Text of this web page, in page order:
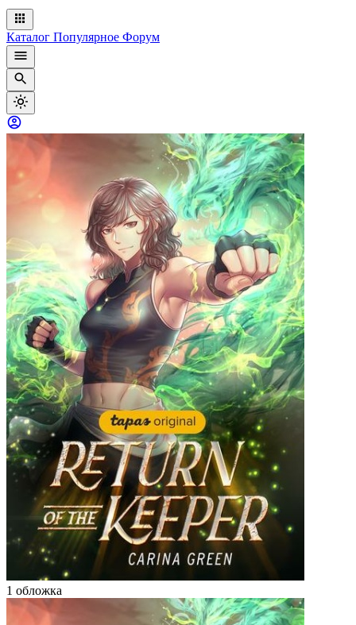
Каталог Популярное Форум
1 обложка